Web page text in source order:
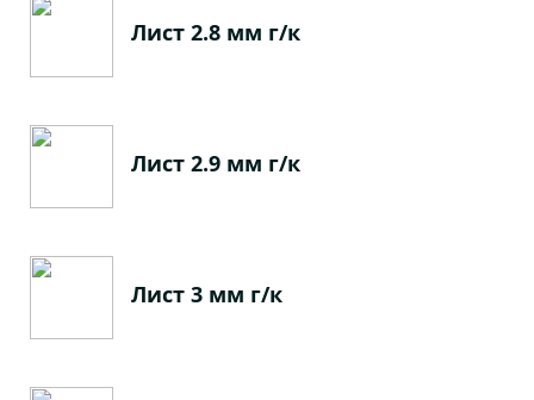
Лист 2.8 мм г/к
Лист 2.9 мм г/к
Лист 3 мм г/к